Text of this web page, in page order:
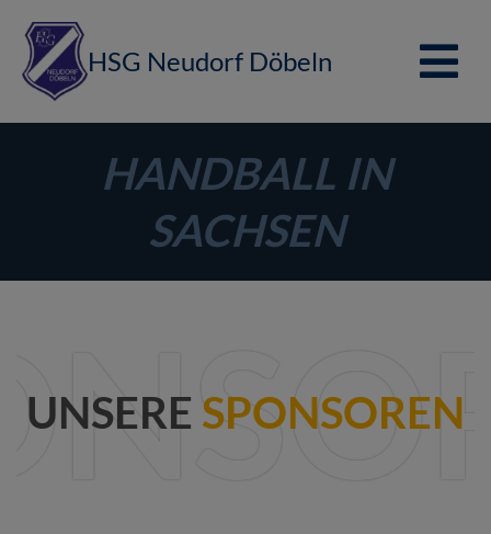
HSG Neudorf Döbeln
HANDBALL IN
SACHSEN
UNSERE SPONSOREN